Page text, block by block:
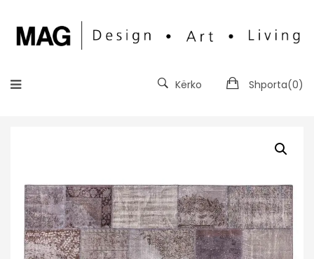
Shporta(0)
Kërko